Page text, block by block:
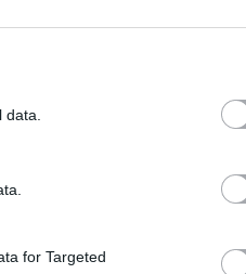
for Targeted